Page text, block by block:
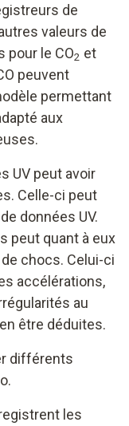
de
valeurs de
pour le CO2 et
peuvent
permettant
aux
UV peut avoir
Celle-ci peut
données UV.
peut quant à eux
chocs. Celui-ci
accélérations,
au
être déduites.
différents
les